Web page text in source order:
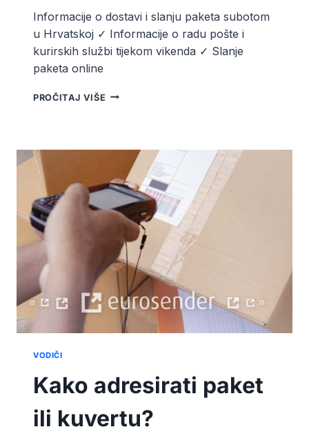
Informacije o dostavi i slanju paketa subotom
u Hrvatskoj ✓ Informacije o radu pošte i
kurirskih službi tijekom vikenda ✓ Slanje
paketa online
PROČITAJ VIŠE DOSTAVA
SUBOTOM
POŠTA
I
KURIRSKE
SLUŽBE
VODIČI
Kako adresirati paket
ili kuvertu?